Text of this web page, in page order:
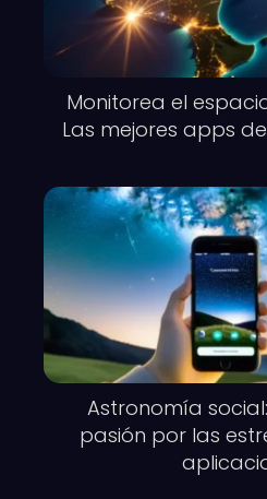
Monitorea el
Las mejores apps
Astronomía
pasión por las